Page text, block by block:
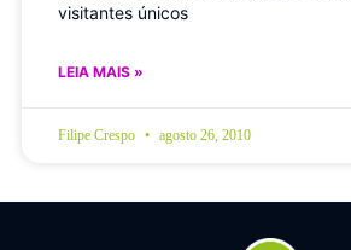
visitantes únicos
LEIA MAIS »
Filipe Crespo agosto 26, 2010